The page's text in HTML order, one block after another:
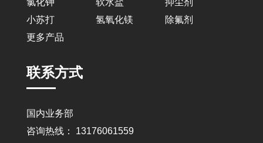
氯化钾
软水盐
抑尘剂
小苏打
氢氧化镁
除氟剂
更多产品
联系方式
国内业务部
咨询热线： 13176061559